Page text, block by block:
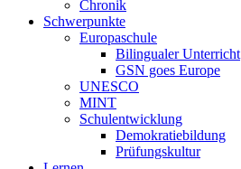
Chronik
Schwerpunkte
Europaschule
Bilingualer Unterricht
GSN goes Europe
UNESCO
MINT
Schulentwicklung
Demokratiebildung
Prüfungskultur